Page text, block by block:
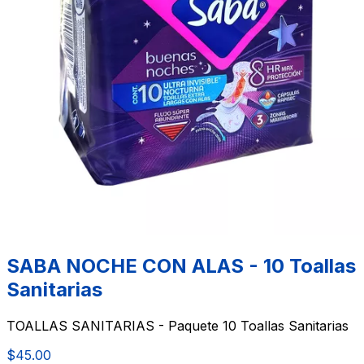
SABA NOCHE CON ALAS - 10 Toallas
Sanitarias
TOALLAS SANITARIAS - Paquete 10 Toallas Sanitarias
$45.00